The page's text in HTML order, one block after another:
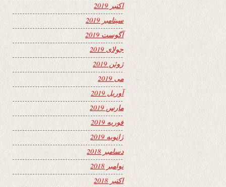
اکتبر 2019
سپتامبر 2019
آگوست 2019
جولای 2019
ژوئن 2019
می 2019
آوریل 2019
مارس 2019
فوریه 2019
ژانویه 2019
دسامبر 2018
نوامبر 2018
اکتبر 2018